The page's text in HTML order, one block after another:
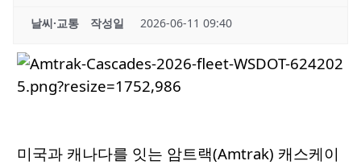
날씨·교통 작성일 2026-06-11 09:40
미국과 캐나다를 잇는 암트랙(Amtrak) 캐스케이